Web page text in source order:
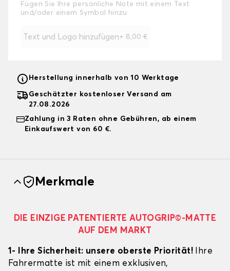
Fügen Sie Ihre persönliche Note mit einem Text
und/oder einem Symbol hinzu
Text und Logo hinzufügen+ 8,00 €
Herstellung innerhalb von 10 Werktage
Geschätzter kostenloser Versand am
27.08.2026
Zahlung in 3 Raten ohne Gebühren, ab einem
Einkaufswert von 60 €.
Merkmale
DIE EINZIGE PATENTIERTE AUTOGRIP©-MATTE
AUF DEM MARKT
1- Ihre Sicherheit: unsere oberste Priorität! Ihre
Fahrermatte ist mit einem exklusiven,